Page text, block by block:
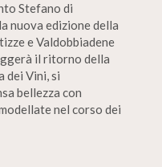
Stefano di
nuova edizione della
e Valdobbiadene
il ritorno della
dei Vini, si
bellezza con
nel corso dei